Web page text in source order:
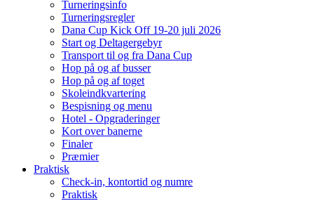
Turneringsinfo
Turneringsregler
Dana Cup Kick Off 19-20 juli 2026
Start og Deltagergebyr
Transport til og fra Dana Cup
Hop på og af busser
Hop på og af toget
Skoleindkvartering
Bespisning og menu
Hotel - Opgraderinger
Kort over banerne
Finaler
Præmier
Praktisk
Check-in, kontortid og numre
Praktisk